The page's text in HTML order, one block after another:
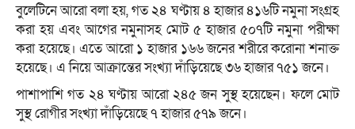
বুলেটিনে আরো বলা হয়, গত ২৪ ঘণ্টায় ৪ হাজার ৪১৬টি নমুনা সংগ্রহ
করা হয় এবং আগের নমুনাসহ মোট ৫ হাজার ৫০৭টি নমুনা পরীক্ষা
করা হয়েছে। এতে আরো ১ হাজার ১৬৬ জনের শরীরে করোনা শনাক্ত
হয়েছে। এ নিয়ে আক্রান্তের সংখ্যা দাঁড়িয়েছে ৩৬ হাজার ৭৫১ জনে।
পাশাপাশি গত ২৪ ঘণ্টায় আরো ২৪৫ জন সুস্থ হয়েছেন। ফলে মোট
সুস্থ রোগীর সংখ্যা দাঁড়িয়েছে ৭ হাজার ৫৭৯ জনে।